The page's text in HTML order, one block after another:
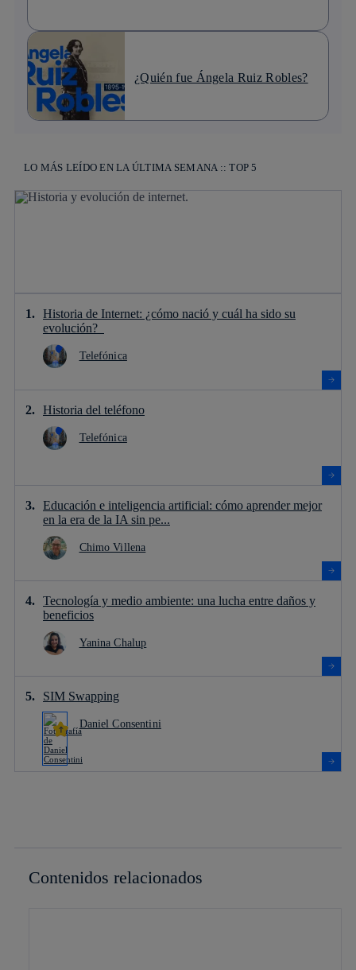
¿Quién fue Ángela Ruiz Robles?
LO MÁS LEÍDO EN LA ÚLTIMA SEMANA :: TOP 5
Historia de Internet: ¿cómo nació y cuál ha sido su
evolución?
Telefónica
Historia del teléfono
Telefónica
Educación e inteligencia artificial: cómo aprender mejor
en la era de la IA sin pe...
Chimo Villena
Tecnología y medio ambiente: una lucha entre daños y
beneficios
Yanina Chalup
SIM Swapping
Daniel Consentini
Contenidos relacionados